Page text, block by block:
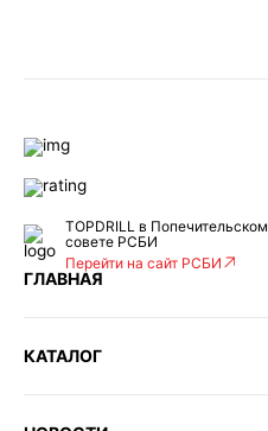
TOPDRILL в Попечительском
совете РСБИ
Перейти на сайт РСБИ
ГЛАВНАЯ
КАТАЛОГ